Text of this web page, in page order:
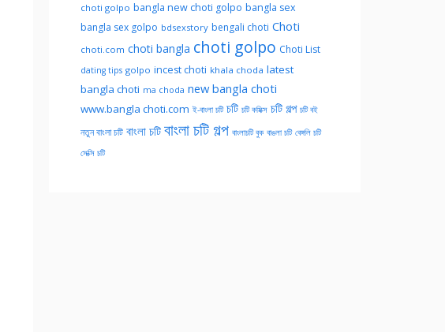
choti golpo bangla new choti golpo bangla sex
bangla sex golpo bdsexstory bengali choti Choti
choti.com choti bangla choti golpo Choti List
dating tips golpo incest choti khala choda latest
bangla choti ma choda new bangla choti
www.bangla choti.com ই-বাংলা চটি চটি চটি কমিক্স চটি গল্প চটি বই
নতুন বাংলা চটি বাংলা চটি বাংলা চটি গল্প বাংলাচটি বুক বাঙলা চটি বেঙ্গলি চটি
সেক্সি চটি